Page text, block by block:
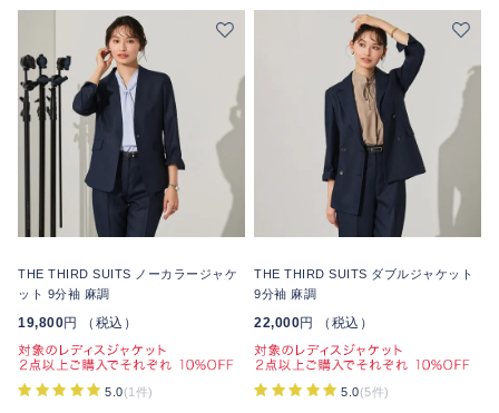
THE THIRD SUITS ノーカラージャケ
ット 9分袖 麻調
19,800円 （税込）
5.0(1件)
THE THIRD SUITS ダブルジャケット
9分袖 麻調
22,000円 （税込）
5.0(5件)